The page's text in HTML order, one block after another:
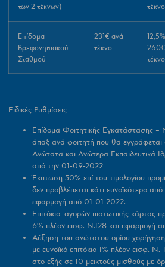
των 2 τέκνων)
τέκνο
Επίδομα
Βρεφονηπιακού
Σταθμού
231€ ανά
τέκνο
τέκνο
Ειδικές Ρυθμίσεις
Επίδομα Φοιτητικής Εγκατάστασης
άπαξ ανά φοιτητή που θα εγγράφεται
Ανώτατα και Ανώτερα Εκπαιδευτικά
από την 01-09-2022
Έκπτωση 50% επί του τιμολογίου
δεν προβλέπεται κάτι ευνοϊκότερο
εφαρμογή από 01-01-2022.
Επιτόκιο αγορών πιστωτικής κάρτας
6% πλέον εισφ. Ν.128 και εφαρμογή
Αύξηση του ανώτατου ορίου
με ευνοϊκό επιτόκιο 1% πλέον εισφ.
στο εξής σε 10 μεικτούς μισθούς με